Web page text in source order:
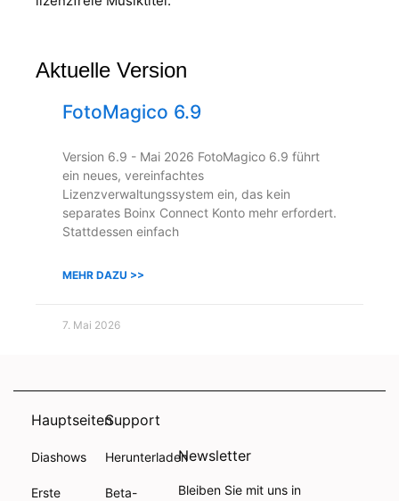
Aktuelle Version
FotoMagico 6.9
Version 6.9 - Mai 2026 FotoMagico 6.9 führt
ein neues, vereinfachtes
Lizenzverwaltungssystem ein, das kein
separates Boinx Connect Konto mehr erfordert.
Stattdessen einfach
MEHR DAZU >>
7. Mai 2026
Hauptseiten
Diashows
Erste
Support
Herunterladen
Beta-
Newsletter
Bleiben Sie mit uns in